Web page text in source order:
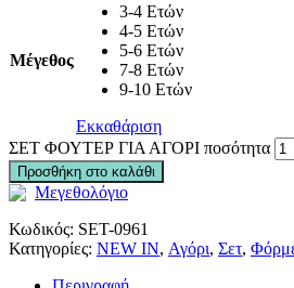
Μέγεθος
3-4 Ετών
4-5 Ετών
5-6 Ετών
7-8 Ετών
9-10 Ετών
Εκκαθάριση
ΣΕΤ ΦΟΥΤΕΡ ΓΙΑ ΑΓΟΡΙ ποσότητα
Προσθήκη στο καλάθι
Μεγεθολόγιο
Κωδικός: SET-0961
Κατηγορίες: NEW IN, Αγόρι, Σετ,